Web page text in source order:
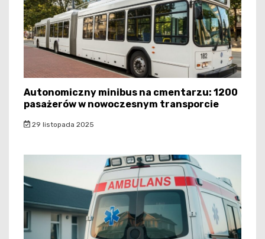
Autonomiczny minibus na cmentarzu: 1200
pasażerów w nowoczesnym transporcie
29 listopada 2025